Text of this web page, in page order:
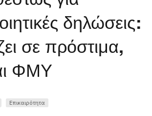
δηλώσεις:
σε πρόστιμα,
ΦΜΥ
Επικαιρότητα